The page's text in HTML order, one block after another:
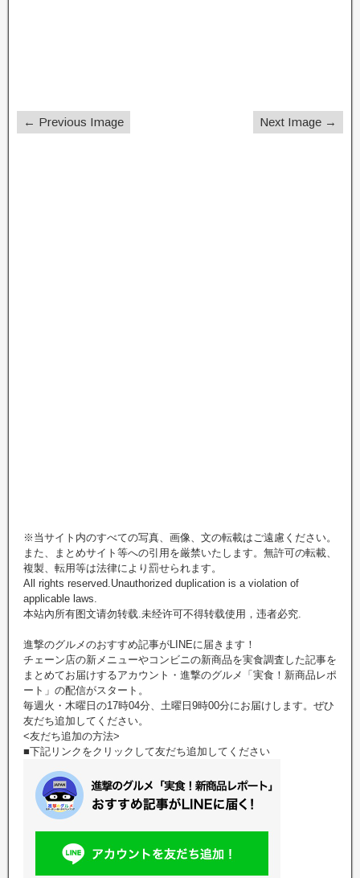
← Previous Image Next Image →
※当サイト内のすべての写真、画像、文の転載はご遠慮ください。
また、まとめサイト等への引用を厳禁いたします。無許可の転載、
複製、転用等は法律により罰せられます。
All rights reserved.Unauthorized duplication is a violation of
applicable laws.
本站內所有图文请勿转载.未经许可不得转载使用，违者必究.
進撃のグルメのおすすめ記事がLINEに届きます！
チェーン店の新メニューやコンビニの新商品を実食調査した記事を
まとめてお届けするアカウント・進撃のグルメ「実食！新商品レポ
ート」の配信がスタート。
毎週火・木曜日の17時04分、土曜日9時00分にお届けします。ぜひ
友だち追加してください。
<友だち追加の方法>
■下記リンクをクリックして友だち追加してください